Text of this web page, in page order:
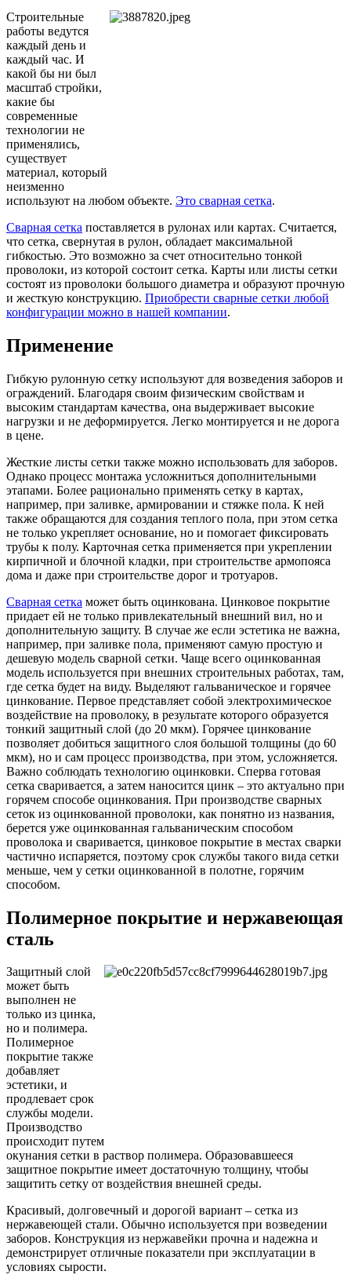
Строительные
работы ведутся
каждый день и
каждый час. И
какой бы ни был
масштаб стройки,
какие бы
современные
технологии не
применялись,
существует
материал, который
неизменно
используют на любом объекте. Это сварная сетка.
Сварная сетка поставляется в рулонах или картах. Считается,
что сетка, свернутая в рулон, обладает максимальной
гибкостью. Это возможно за счет относительно тонкой
проволоки, из которой состоит сетка. Карты или листы сетки
состоят из проволоки большого диаметра и образуют прочную
и жесткую конструкцию. Приобрести сварные сетки любой
конфигурации можно в нашей компании.
Применение
Гибкую рулонную сетку используют для возведения заборов и
ограждений. Благодаря своим физическим свойствам и
высоким стандартам качества, она выдерживает высокие
нагрузки и не деформируется. Легко монтируется и не дорога
в цене.
Жесткие листы сетки также можно использовать для заборов.
Однако процесс монтажа усложниться дополнительными
этапами. Более рационально применять сетку в картах,
например, при заливке, армировании и стяжке пола. К ней
также обращаются для создания теплого пола, при этом сетка
не только укрепляет основание, но и помогает фиксировать
трубы к полу. Карточная сетка применяется при укреплении
кирпичной и блочной кладки, при строительстве армопояса
дома и даже при строительстве дорог и тротуаров.
Сварная сетка может быть оцинкована. Цинковое покрытие
придает ей не только привлекательный внешний вил, но и
дополнительную защиту. В случае же если эстетика не важна,
например, при заливке пола, применяют самую простую и
дешевую модель сварной сетки. Чаще всего оцинкованная
модель используется при внешних строительных работах, там,
где сетка будет на виду. Выделяют гальваническое и горячее
цинкование. Первое представляет собой электрохимическое
воздействие на проволоку, в результате которого образуется
тонкий защитный слой (до 20 мкм). Горячее цинкование
позволяет добиться защитного слоя большой толщины (до 60
мкм), но и сам процесс производства, при этом, усложняется.
Важно соблюдать технологию оцинковки. Сперва готовая
сетка сваривается, а затем наносится цинк – это актуально при
горячем способе оцинкования. При производстве сварных
сеток из оцинкованной проволоки, как понятно из названия,
берется уже оцинкованная гальваническим способом
проволока и сваривается, цинковое покрытие в местах сварки
частично испаряется, поэтому срок службы такого вида сетки
меньше, чем у сетки оцинкованной в полотне, горячим
способом.
Полимерное покрытие и нержавеющая
сталь
Защитный слой
может быть
выполнен не
только из цинка,
но и полимера.
Полимерное
покрытие также
добавляет
эстетики, и
продлевает срок
службы модели.
Производство
происходит путем
окунания сетки в раствор полимера. Образовавшееся
защитное покрытие имеет достаточную толщину, чтобы
защитить сетку от воздействия внешней среды.
Красивый, долговечный и дорогой вариант – сетка из
нержавеющей стали. Обычно используется при возведении
заборов. Конструкция из нержавейки прочна и надежна и
демонстрирует отличные показатели при эксплуатации в
условиях сырости.